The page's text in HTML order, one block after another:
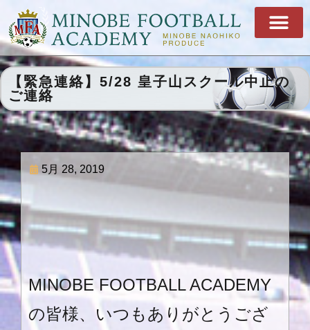
【緊急連絡】5/28 皇子山スクール中止の
ご連絡
5月 28, 2019
MINOBE FOOTBALL ACADEMY
の皆様、いつもありがとうござ